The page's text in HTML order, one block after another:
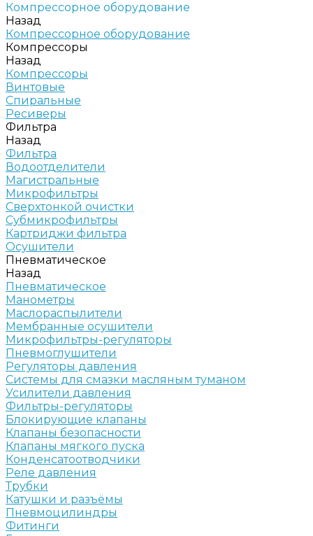
Компрессорное оборудование
Назад
Компрессорное оборудование
Компрессоры
Назад
Компрессоры
Винтовые
Спиральные
Ресиверы
Фильтра
Назад
Фильтра
Водоотделители
Магистральные
Микрофильтры
Сверхтонкой очистки
Субмикрофильтры
Картриджи фильтра
Осушители
Пневматическое
Назад
Пневматическое
Манометры
Маслораспылители
Мембранные осушители
Микрофильтры-регуляторы
Пневмоглушители
Регуляторы давления
Системы для смазки масляным туманом
Усилители давления
Фильтры-регуляторы
Блокирующие клапаны
Клапаны безопасности
Клапаны мягкого пуска
Конденсатоотводчики
Реле давления
Трубки
Катушки и разъёмы
Пневмоцилиндры
Фитинги